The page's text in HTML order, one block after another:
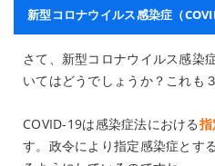
新型コロナウイルス感染症（
さて、新型コロナウイルス感染
いてはどうでしょうか？これも
COVID-19は感染症法における
す。政令により指定感染症とす